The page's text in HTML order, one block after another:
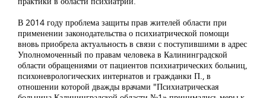
В 2014 году проблема защиты прав жителей области при
применении законодательства о психиатрической помощи
вновь приобрела актуальность в связи с поступившими в адрес
Уполномоченный по правам человека в Калининградской
области обращениями от пациентов психиатрических больниц,
психоневрологических интернатов и гражданки П., в
отношении которой дважды врачами "Психиатрическая